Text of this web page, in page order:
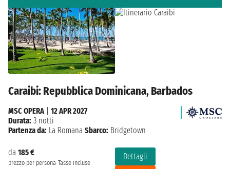
Caraibi: Repubblica Dominicana, Barbados
da 185 €
prezzo per persona Tasse incluse
Dettagli
MSC OPERA| 12 APR 2027
Durata: 3 notti
Partenza da: La Romana Sbarco: Bridgetown